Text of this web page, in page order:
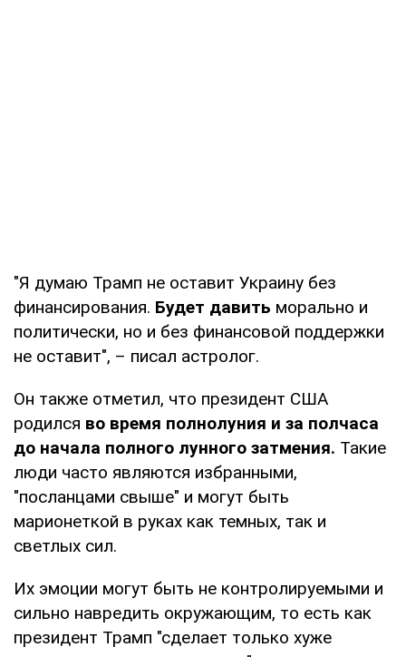
"Я думаю Трамп не оставит Украину без
финансирования. Будет давить морально и
политически, но и без финансовой поддержки
не оставит", – писал астролог.
Он также отметил, что президент США
родился во время полнолуния и за полчаса
до начала полного лунного затмения. Такие
люди часто являются избранными,
"посланцами свыше" и могут быть
марионеткой в руках как темных, так и
светлых сил.
Их эмоции могут быть не контролируемыми и
сильно навредить окружающим, то есть как
президент Трамп "сделает только хуже